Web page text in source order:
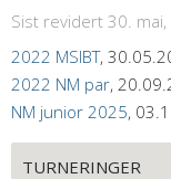
Sist revidert 30. mai,
2022 MSIBT,
2022 NM par,
NM junior 2025,
TURNERINGER